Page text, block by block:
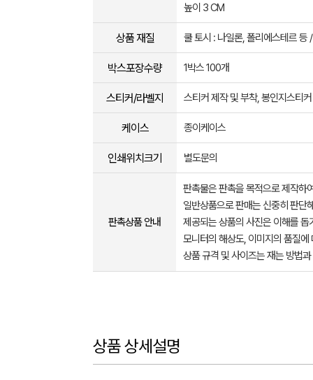
높이 3 CM
상품 재질 쿨 토시 : 나일론, 폴리에스테르 등
박스포장수량 1박스 100개
스티커/라벨지 스티커 제작 및 부착, 봉인지스티커
케이스 종이케이스
인쇄위치크기 별도문의
판촉상품 안내
판촉물은 판촉을 목적으로 제작하
일반상품으로 판매는 신중히 판단
제공되는 상품의 사진은 이해를
모니터의 해상도, 이미지의 품질
상품 규격 및 사이즈는 재는 방법
상품 상세설명